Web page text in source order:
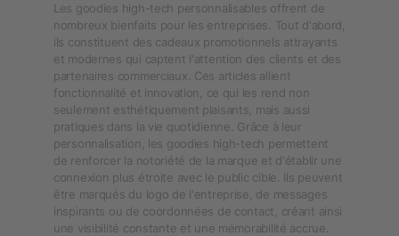
Les goodies high-tech personnalisables offrent de
nombreux bienfaits pour les entreprises. Tout d'abord,
ils constituent des cadeaux promotionnels attrayants
et modernes qui captent l'attention des clients et des
partenaires commerciaux. Ces articles allient
fonctionnalité et innovation, ce qui les rend non
seulement esthétiquement plaisants, mais aussi
pratiques dans la vie quotidienne. Grâce à leur
personnalisation, les goodies high-tech permettent
de renforcer la notoriété de la marque et d'établir une
connexion plus étroite avec le public cible. Ils peuvent
être marqués du logo de l'entreprise, de messages
inspirants ou de coordonnées de contact, créant ainsi
une visibilité constante et une mémorabilité accrue.